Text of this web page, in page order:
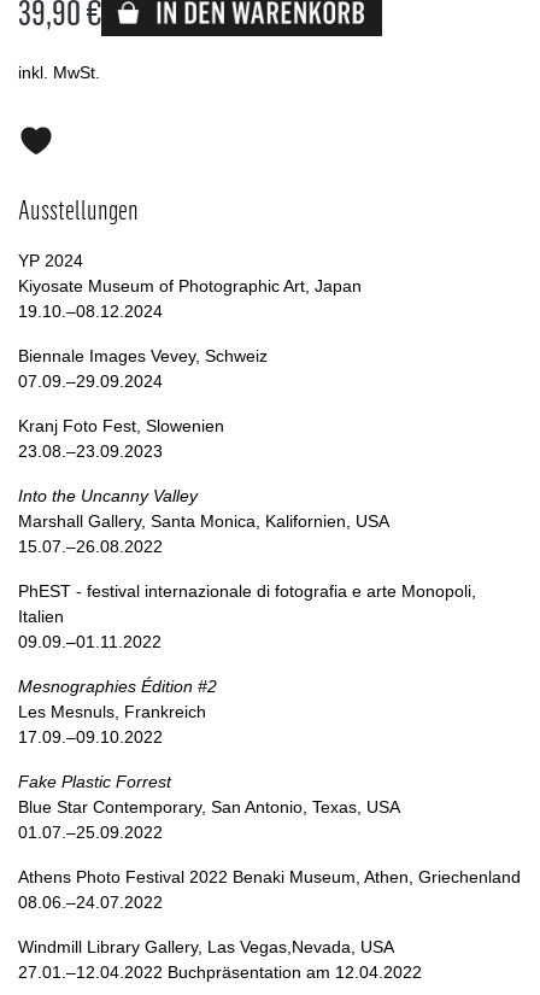
inkl. MwSt.
39,90 € Lieferbar
Ausstellungen
YP 2024
Kiyosate Museum of Photographic Art, Japan
19.10.–08.12.2024
Biennale Images Vevey, Schweiz
07.09.–29.09.2024
Kranj Foto Fest, Slowenien
23.08.–23.09.2023
Into the Uncanny Valley
Marshall Gallery, Santa Monica, Kalifornien, USA
15.07.–26.08.2022
PhEST - festival internazionale di fotografia e arte Monopoli,
Italien
09.09.–01.11.2022
Mesnographies Édition #2
Les Mesnuls, Frankreich
17.09.–09.10.2022
Fake Plastic Forrest
Blue Star Contemporary, San Antonio, Texas, USA
01.07.–25.09.2022
Athens Photo Festival 2022 Benaki Museum, Athen, Griechenland
08.06.–24.07.2022
Windmill Library Gallery, Las Vegas,Nevada, USA
27.01.–12.04.2022 Buchpräsentation am 12.04.2022